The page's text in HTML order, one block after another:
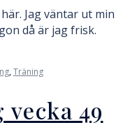
Jag väntar ut min
då är jag frisk.
,Träning
49